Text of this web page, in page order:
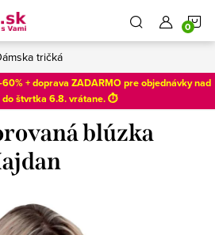
tričká
+ doprava ZADARMO pre objednávky nad
štvrtka 6.8. vrátane. ⏱️
blúzka